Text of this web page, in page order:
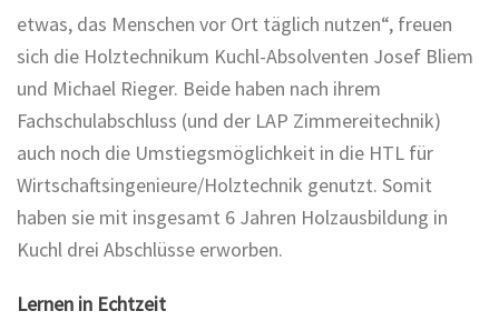
etwas, das Menschen vor Ort täglich nutzen“, freuen
sich die Holztechnikum Kuchl-Absolventen Josef Bliem
und Michael Rieger. Beide haben nach ihrem
Fachschulabschluss (und der LAP Zimmereitechnik)
auch noch die Umstiegsmöglichkeit in die HTL für
Wirtschaftsingenieure/Holztechnik genutzt. Somit
haben sie mit insgesamt 6 Jahren Holzausbildung in
Kuchl drei Abschlüsse erworben.
Lernen in Echtzeit